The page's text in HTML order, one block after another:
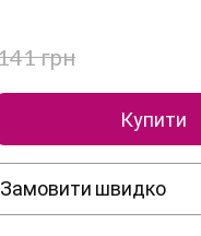
грн
Купити
Замовити швидко